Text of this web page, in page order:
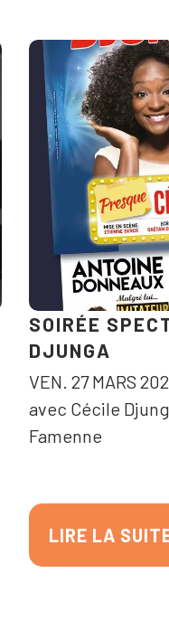
SOIRÉE
DJUNGA
VEN. 27 MARS
avec Cécile
Famenne
LIRE LA